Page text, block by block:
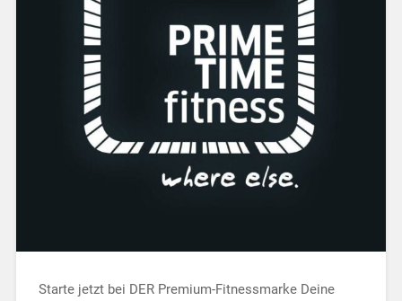
Starte jetzt bei DER Premium-Fitnessmarke Deine